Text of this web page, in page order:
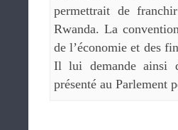
permettrait de
Rwanda. La
de l’économie et des
Il lui demande ainsi
présenté au Parlement